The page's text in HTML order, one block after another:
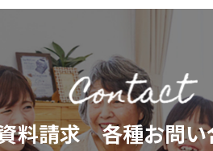
資料請求各種お問